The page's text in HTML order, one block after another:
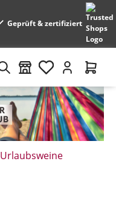
Geprüft & zertifiziert
Urlaubsweine